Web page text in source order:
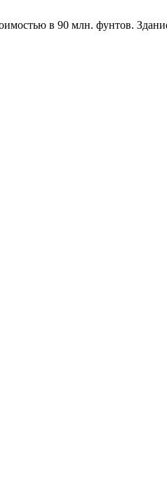
в 90 млн. фунтов.